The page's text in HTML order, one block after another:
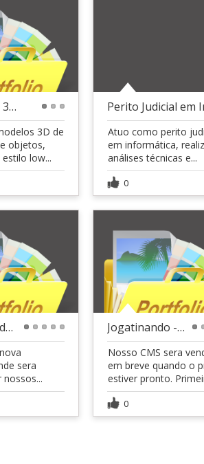
Modelagem 3D para Jogos e Projetos
3D de
objetos,
low...
Atuo como perito
em informática,
análises técnicas e...
0
Plataforma de Jogos - CMS próprio
sera
Jogatinando - CMS - Painel administrativo
Nosso CMS sera
em breve quando o
estiver pronto.
0